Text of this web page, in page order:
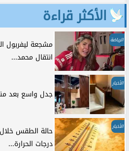
الأكثر قراءة
الرياضة
مشجعة ليفربول
انتقال محمد...
الأخبار
جدل واسع بعد
الأخبار
حالة الطقس
درجات الحرارة...